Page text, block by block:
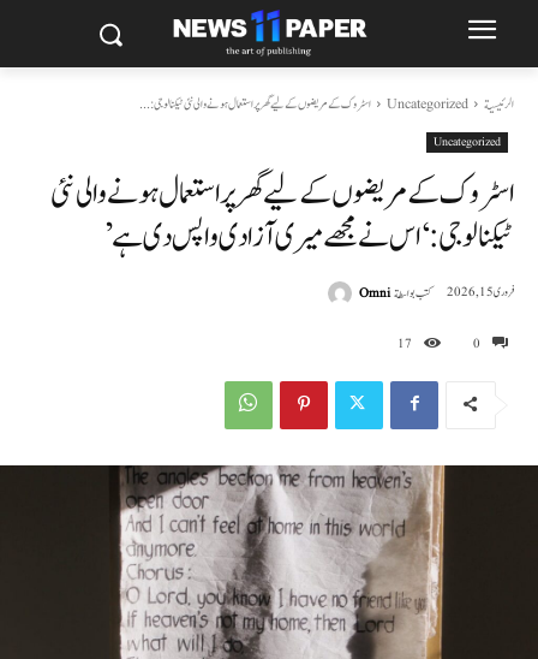
الرئيسية Uncategorized اسٹروک کے مریضوں کے لیے گھر پر استعمال ہونے والی نئی ٹیکنالوجی:...
Uncategorized
اسٹروک کے مریضوں کے لیے گھر پر استعمال ہونے والی نئی
ٹیکنالوجی: ‘اس نے مجھے میری آزادی واپس دی ہے’
0
17
فروری 15, 2026 كتب بواسطةOmni